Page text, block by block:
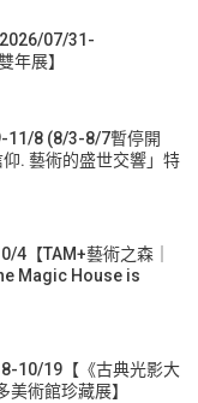
07/31-
年展】
11/8 (8/3-8/7暫停開
. 藝術的盛世交響」特
4【TAM+藝術之森｜
Magic House is
10/19【《古典光影大
術館珍藏展】